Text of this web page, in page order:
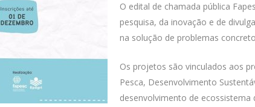
O edital de chamada pública
pesquisa, da inovação e de
na solução de problemas
Os projetos são vinculados aos
Pesca, Desenvolvimento
desenvolvimento de